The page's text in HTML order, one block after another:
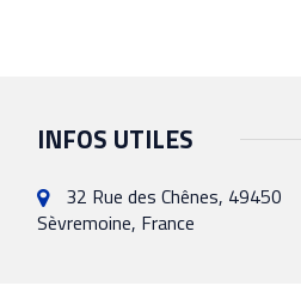
INFOS UTILES
32 Rue des Chênes, 49450
Sèvremoine, France